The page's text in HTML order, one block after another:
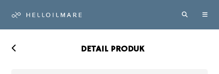
DETAIL PRODUK